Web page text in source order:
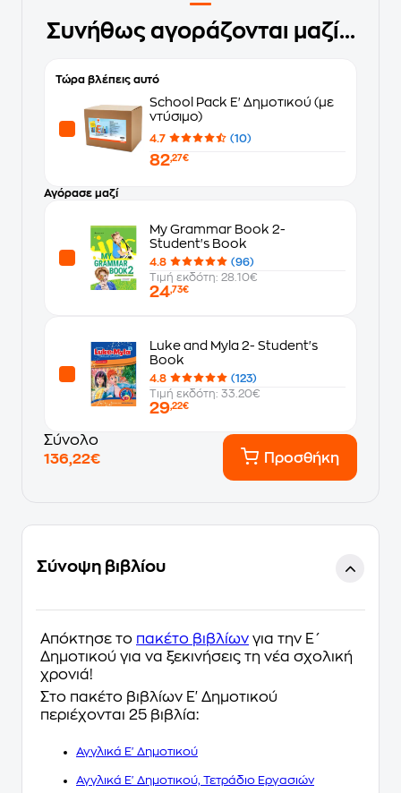
Συνήθως αγοράζονται μαζί...
Τώρα βλέπεις αυτό
School Pack Ε' Δημοτικού (με
ντύσιμο)
4.7 (10)
82,27€
Αγόρασε μαζί
My Grammar Book 2-
Student's Book
4.8
(96)
Τιμή εκδότη: 28.10€
24,73€
Luke and Myla 2- Student's
Book
4.8
(123)
Τιμή εκδότη: 33.20€
29,22€
Σύνολο
136,22€
Προσθήκη
Σύνοψη βιβλίου
Απόκτησε το πακέτο βιβλίων για την Ε΄
Δημοτικού για να ξεκινήσεις τη νέα σχολική
χρονιά!
Στο πακέτο βιβλίων Ε' Δημοτικού
περιέχονται 25 βιβλία:
Αγγλικά Ε' Δημοτικού
Αγγλικά Ε' Δημοτικού, Τετράδιο Εργασιών